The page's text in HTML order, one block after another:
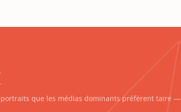
portraits que les médias dominants préfèrent taire —